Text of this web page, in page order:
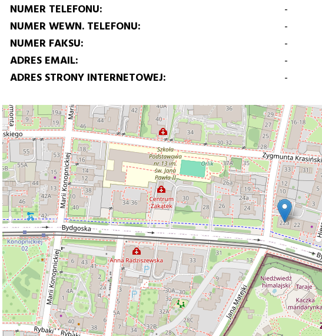
NUMER TELEFONU
-
NUMER WEWN. TELEFONU
-
NUMER FAKSU
-
ADRES EMAIL
-
ADRES STRONY INTERNETOWEJ
-